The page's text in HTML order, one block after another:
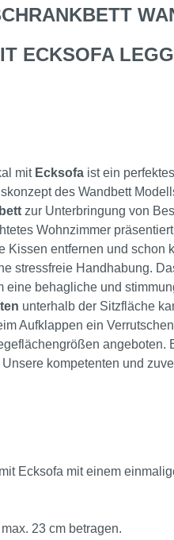
ECKSOFA
mit Ecksofa ist ein
des Wandbett
zur Unterbringung von
Wohnzimmer
entfernen und
stressfreie Handhabung.
eine behagliche und
unterhalb der Sitzfläche
Aufklappen ein
angeboten.
kompetenten und
Ecksofa mit einem
23 cm betragen.